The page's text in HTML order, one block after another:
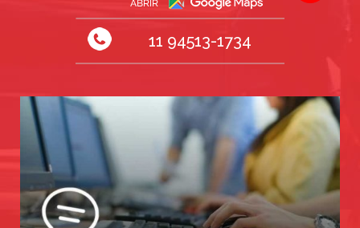
11 94513-1734